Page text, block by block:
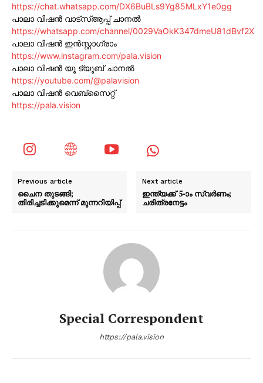
https://chat.whatsapp.com/DX6BuBLs9Yg85MLxY1e0gg
പാലാ വിഷൻ വാട്സ്ആപ്പ് ചാനൽ
https://whatsapp.com/channel/0029VaOkK347dmeU81dBvf2X
പാലാ വിഷൻ ഇൻസ്റ്റാഗ്രാം
https://www.instagram.com/pala.vision
പാലാ വിഷൻ യൂ ട്യൂബ് ചാനൽ
https://youtube.com/@palavision
പാലാ വിഷൻ വെബ്സൈറ്റ്
https://pala.vision
Previous article
ചൈന തുടങ്ങി;
തിരിച്ചടിക്കുമെന്ന് മുന്നറിയിപ്പ്
Next article
ഇന്ത്യക്ക് 5-ാം സ്വർണം;
ചരിത്രനേട്ടം
Special Correspondent
https://pala.vision